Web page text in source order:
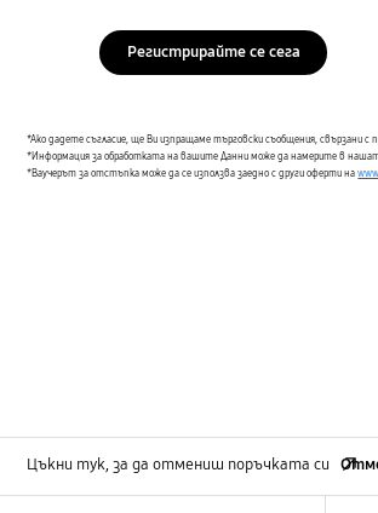
Регистрирайте се сега
*Ако дадете съгласие, ще Ви изпращаме търговски съобщения, свързани
*Информация за обработката на вашите Данни може да намерите в
*Ваучерът за отстъпка може да се използва заедно с други оферти на
Цъкни тук, за да отмениш поръчката си